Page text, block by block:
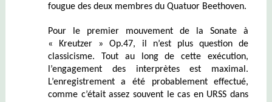
fougue des deux membres du Quatuor Beethoven.
Pour le premier mouvement de la Sonate à
« Kreutzer » Op.47, il n’est plus question de
classicisme. Tout au long de cette exécution,
l’engagement des interprètes est maximal.
L’enregistrement a été probablement effectué,
comme c’était assez souvent le cas en URSS dans